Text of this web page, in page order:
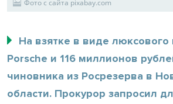
Фото с сайта pixabay.com
На взятке в виде
Porsche и 116 миллионов
чиновника из Росрезерва в
области. Прокурор запросил